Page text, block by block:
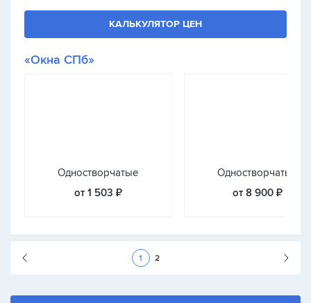
КАЛЬКУЛЯТОР ЦЕН
«Окна СПб»
Одностворчатые
от 1 503 ₽
Одностворчатые
от 8 900 ₽
1 2
Следующая